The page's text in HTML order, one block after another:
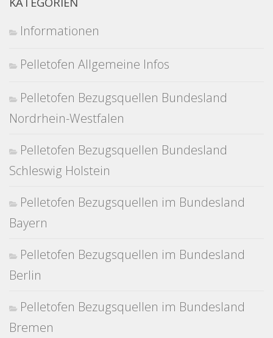
Informationen
Pelletofen Allgemeine Infos
Pelletofen Bezugsquellen Bundesland
Nordrhein-Westfalen
Pelletofen Bezugsquellen Bundesland
Schleswig Holstein
Pelletofen Bezugsquellen im Bundesland
Bayern
Pelletofen Bezugsquellen im Bundesland
Berlin
Pelletofen Bezugsquellen im Bundesland
Bremen